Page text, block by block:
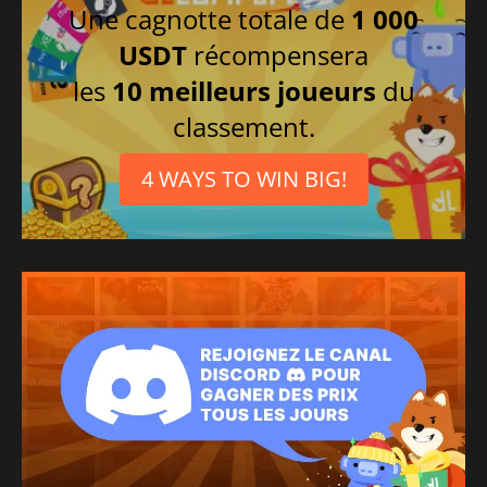
Une cagnotte totale de 1 000
USDT récompensera
les 10 meilleurs joueurs du
classement.
4 WAYS TO WIN BIG!